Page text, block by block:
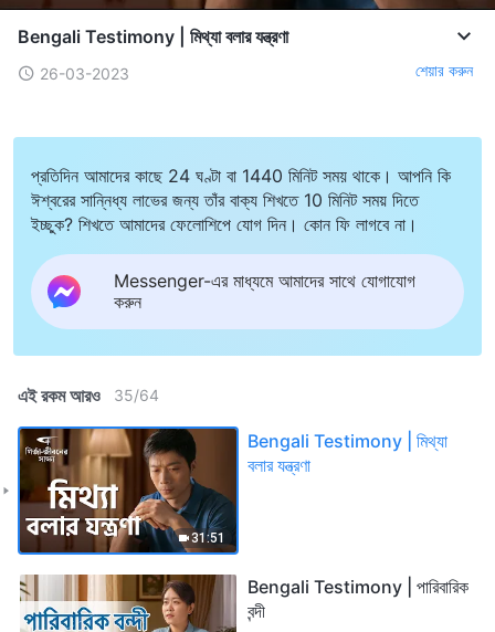
Bengali Testimony | মিথ্যা বলার যন্ত্রণা
26-03-2023 শেয়ার করুন
প্রতিদিন আমাদের কাছে 24 ঘণ্টা বা 1440 মিনিট সময় থাকে। আপনি কি
ঈশ্বরের সান্নিধ্য লাভের জন্য তাঁর বাক্য শিখতে 10 মিনিট সময় দিতে
ইচ্ছুক? শিখতে আমাদের ফেলোশিপে যোগ দিন। কোন ফি লাগবে না।
Messenger-এর মাধ্যমে আমাদের সাথে যোগাযোগ
করুন
এই রকম আরও 35/64
31:51
Bengali Testimony | মিথ্যা
বলার যন্ত্রণা
Bengali Testimony | পারিবারিক
বন্দী